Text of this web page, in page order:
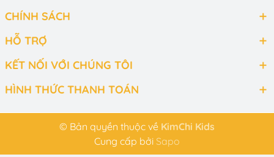
CHÍNH SÁCH
HỖ TRỢ
KẾT NỐI VỚI CHÚNG TÔI
HÌNH THỨC THANH TOÁN
© Bản quyền thuộc về KimChi Kids
Cung cấp bởi Sapo